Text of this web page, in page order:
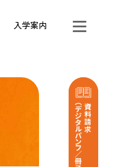
入学案内